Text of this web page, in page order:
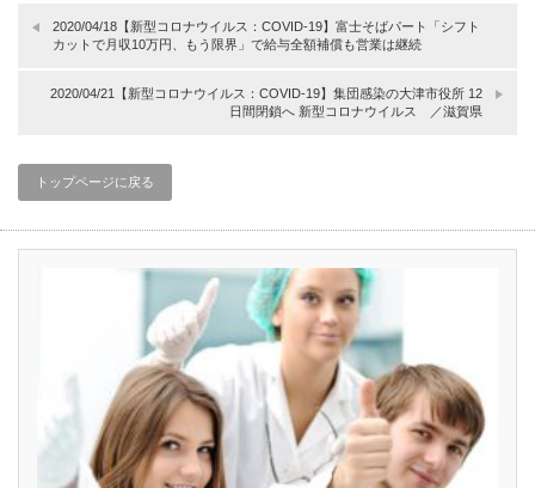
2020/04/18【新型コロナウイルス：COVID-19】富士そばパート「シフト
カットで月収10万円、もう限界」で給与全額補償も営業は継続
2020/04/21【新型コロナウイルス：COVID-19】集団感染の大津市役所 12
日間閉鎖へ 新型コロナウイルス ／滋賀県
トップページに戻る